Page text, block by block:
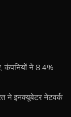
कंपनियों ने 8.4%
ने इनक्यूबेटर नेटवर्क